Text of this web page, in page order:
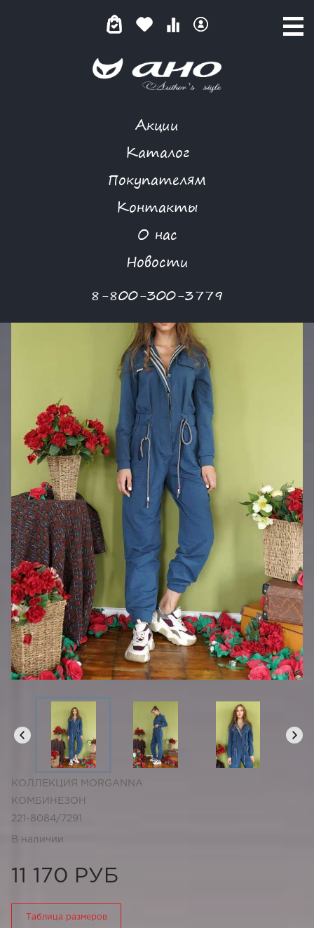
Акции
Каталог
Покупателям
Контакты
О нас
Новости
8-800-300-3779
ВИСТ
КОЛЛЕКЦИЯ MORGANNA
КОМБИНЕЗОН
221-8084/7291
В наличии
11 170 РУБ
Таблица размеров